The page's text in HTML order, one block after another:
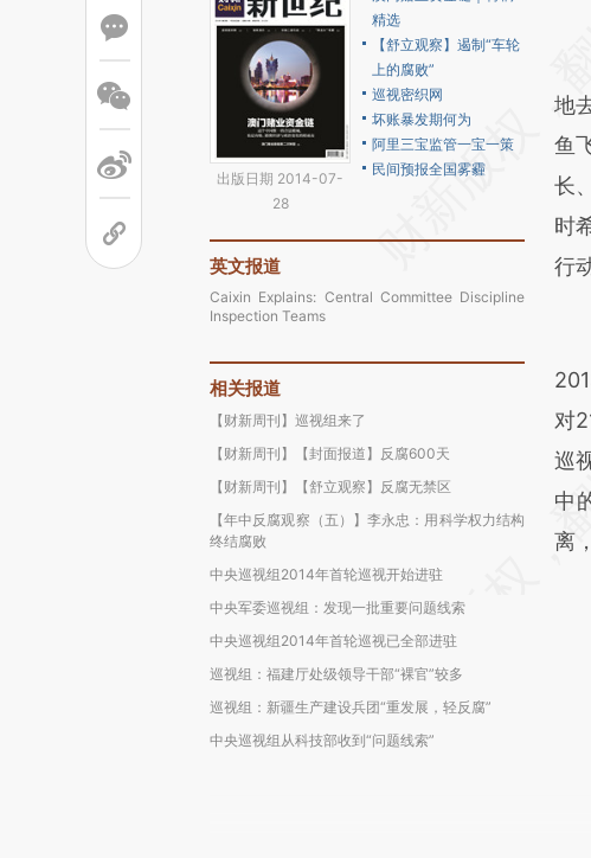
出版日期 2014-07-
28
精选
【舒立观察】遏制“车轮
上的腐败”
巡视密织网
坏账暴发期何为
阿里三宝监管一宝一策
民间预报全国雾霾
英文报道
Caixin Explains: Central Committee Discipline
Inspection Teams
相关报道
【财新周刊】巡视组来了
【财新周刊】【封面报道】反腐600天
【财新周刊】【舒立观察】反腐无禁区
【年中反腐观察（五）】李永忠：用科学权力结构
终结腐败
中央巡视组2014年首轮巡视开始进驻
中央军委巡视组：发现一批重要问题线索
中央巡视组2014年首轮巡视已全部进驻
巡视组：福建厅处级领导干部“裸官”较多
巡视组：新疆生产建设兵团“重发展，轻反腐”
中央巡视组从科技部收到“问题线索”
成
新
对
“
地
鱼
长
时
行
对
巡
中
离